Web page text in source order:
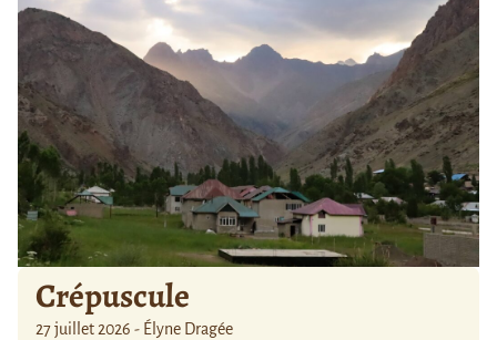
Crépuscule
27 juillet 2026 - Élyne Dragée